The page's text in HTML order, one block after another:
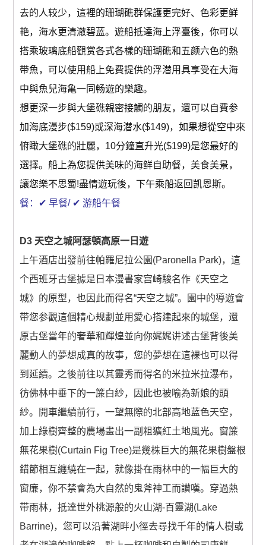
去的人较少，這裡的珊瑚礁群保護更完好、色彩更鲜
艳，海水更清澈碧蓝。遊船抵達海上浮臺後，你可以
搭乘玻璃底船觀赏各式各樣的珊瑚礁和五颜六色的熱
带魚，可以使用船上免費提供的浮潜用具享受在大海
中與魚兒海亀一同畅遊的樂趣。
想更深一步與大堡礁親密接觸的朋友，還可以自費参
加海底漫步($159)或深海潜水($149)，如果想從空中來
俯瞰大堡礁的壯麗，10分鐘直升光($199)是您最好的
選擇。船上為您提供美味的海鲜自助餐，美食美景，
讓您樂不思蜀!盡情遊玩後，下午乘船返回凯恩斯。
餐：✔ 早餐/ ✔ 游船午餐
D3 天空之城阿瑟頓高原一日遊
上午酒店出發前往帕羅尼拉公園(Paronella Park)，這
个西班牙古堡據是日本漫書家宫崎駿名作《天空之
城》的原型，也因此而得名“天空之城”。園中的導遊會
带您参觀這個精心规劃並用愛心搭建起來的城堡，還
原古堡當年的奢華和輝煌並向你娓娓讲述古堡背後美
麗動人的夢想成真的故事，您的夢想在這裸也可以得
到延續。之後前往以其靈秀而得名的米拉米拉瀑布，
彷佛林中垂下的一簾白紗，因此也被喻為新娘的頭
紗。開車繼續前行，一望無際的北部高地蓝色天空，
加上綠樹齊整的農場畫出一副粗獷紅土地風光。窗簾
無花果樹(Curtain Fig Tree)是幾株巨大的無花果樹盤根
錯節相互纏繞在一起，就像掛在雨林中的一幅巨大的
窗廉，你不禁會為大自然的鬼斧神工而讃嘆。穿過熱
带雨林，抵達世外桃源般的火山湖-百靈湖(Lake
Barrine)，您可以沿著湖畔小徑去尋找千年的情人樹或